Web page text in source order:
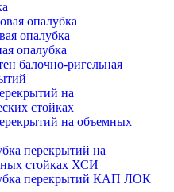
опалубка
опалубка
опалубка
балочно-ригельная
на
стойках
на объемных
перекрытий на
стойках ХСИ
перекрытий КАП ЛОК